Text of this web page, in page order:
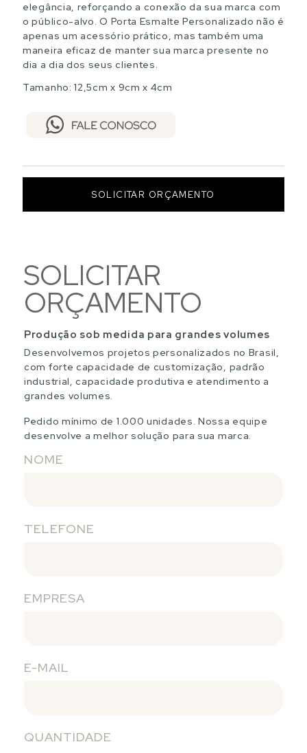
elegância, reforçando a conexão da sua marca com
o público-alvo. O Porta Esmalte Personalizado não é
apenas um acessório prático, mas também uma
maneira eficaz de manter sua marca presente no
dia a dia dos seus clientes.
Tamanho: 12,5cm x 9cm x 4cm
SOLICITAR ORÇAMENTO
SOLICITAR
ORÇAMENTO
Produção sob medida para grandes volumes
Desenvolvemos projetos personalizados no Brasil,
com forte capacidade de customização, padrão
industrial, capacidade produtiva e atendimento a
grandes volumes.
Pedido mínimo de 1.000 unidades. Nossa equipe
desenvolve a melhor solução para sua marca.
NOME
TELEFONE
EMPRESA
E-MAIL
QUANTIDADE